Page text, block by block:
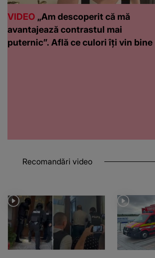
VIDEO „Am descoperit că mă
avantajează contrastul mai
puternic”. Află ce culori îți vin bine
Recomandări video